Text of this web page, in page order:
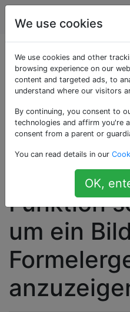
Wie kann
oder eine
Funktion
um ein
We use cookies
We use cookies and other
browsing experience on our
content and targeted ads, to
understand where our visitors
By continuing, you consent to
technologies and affirm you're
consent from a parent or
You can read details in our
OK,